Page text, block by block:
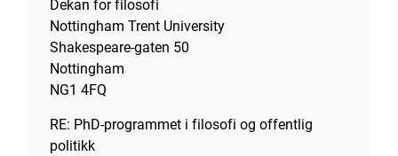
Dekan for filosofi
Nottingham Trent University
Shakespeare-gaten 50
Nottingham
NG1 4FQ
RE: PhD-programmet i filosofi og offentlig
politikk